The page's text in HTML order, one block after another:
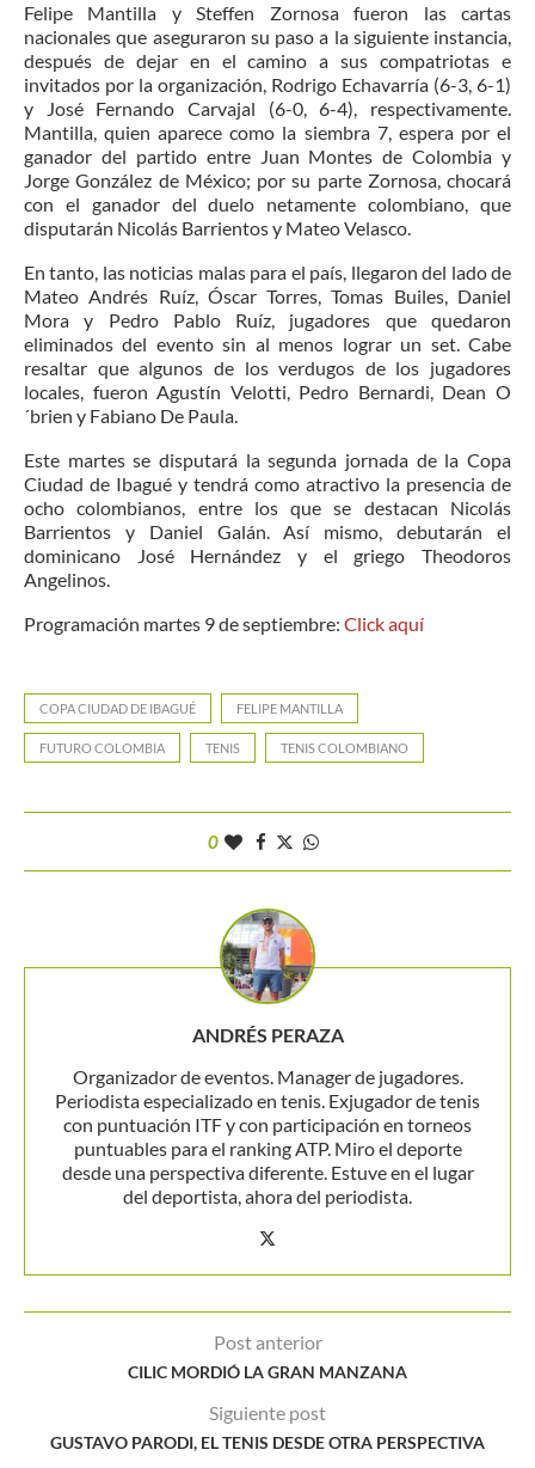
Felipe Mantilla y Steffen Zornosa fueron las cartas
nacionales que aseguraron su paso a la siguiente instancia,
después de dejar en el camino a sus compatriotas e
invitados por la organización, Rodrigo Echavarría (6-3, 6-1)
y José Fernando Carvajal (6-0, 6-4), respectivamente.
Mantilla, quien aparece como la siembra 7, espera por el
ganador del partido entre Juan Montes de Colombia y
Jorge González de México; por su parte Zornosa, chocará
con el ganador del duelo netamente colombiano, que
disputarán Nicolás Barrientos y Mateo Velasco.
En tanto, las noticias malas para el país, llegaron del lado de
Mateo Andrés Ruíz, Óscar Torres, Tomas Builes, Daniel
Mora y Pedro Pablo Ruíz, jugadores que quedaron
eliminados del evento sin al menos lograr un set. Cabe
resaltar que algunos de los verdugos de los jugadores
locales, fueron Agustín Velotti, Pedro Bernardi, Dean O
´brien y Fabiano De Paula.
Este martes se disputará la segunda jornada de la Copa
Ciudad de Ibagué y tendrá como atractivo la presencia de
ocho colombianos, entre los que se destacan Nicolás
Barrientos y Daniel Galán. Así mismo, debutarán el
dominicano José Hernández y el griego Theodoros
Angelinos.
Programación martes 9 de septiembre: Click aquí
COPA CIUDAD DE IBAGUÉ FELIPE MANTILLA
FUTURO COLOMBIA TENIS TENIS COLOMBIANO
0
ANDRÉS PERAZA
Organizador de eventos. Manager de jugadores.
Periodista especializado en tenis. Exjugador de tenis
con puntuación ITF y con participación en torneos
puntuables para el ranking ATP. Miro el deporte
desde una perspectiva diferente. Estuve en el lugar
del deportista, ahora del periodista.
Post anterior
CILIC MORDIÓ LA GRAN MANZANA
Siguiente post
GUSTAVO PARODI, EL TENIS DESDE OTRA PERSPECTIVA